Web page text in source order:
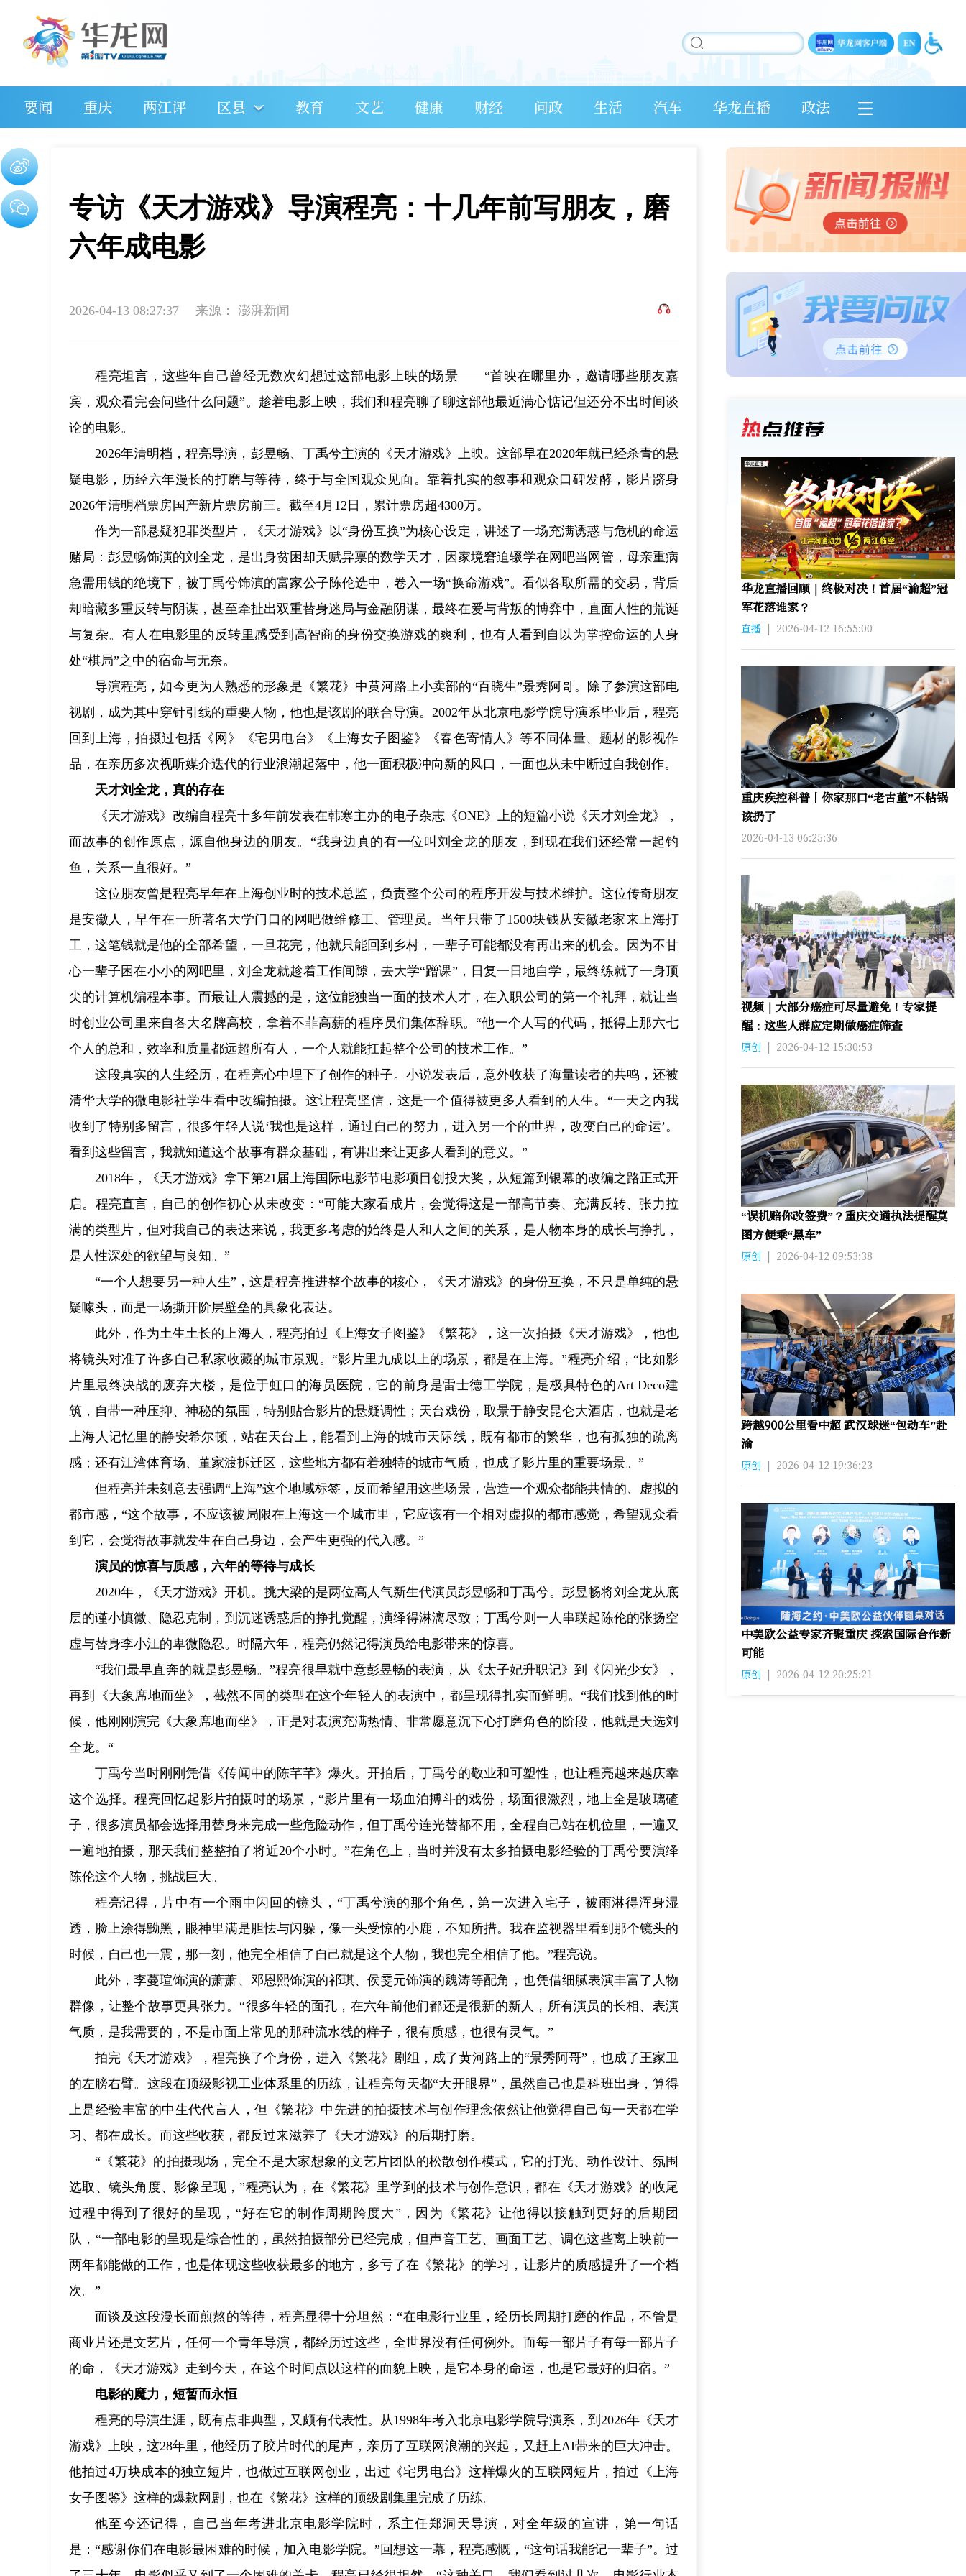
要闻 重庆 两江评 区县 教育 文艺 健康 财经 问政 生活 汽车 华龙直播 政法
专访《天才游戏》导演程亮：十几年前写朋友，磨
六年成电影
2026-04-13 08:27:37 来源： 澎湃新闻
程亮坦言，这些年自己曾经无数次幻想过这部电影上映的场景——“首映在哪里办，邀请哪些朋友嘉
宾，观众看完会问些什么问题”。趁着电影上映，我们和程亮聊了聊这部他最近满心惦记但还分不出时间谈
论的电影。
2026年清明档，程亮导演，彭昱畅、丁禹兮主演的《天才游戏》上映。这部早在2020年就已经杀青的悬
疑电影，历经六年漫长的打磨与等待，终于与全国观众见面。靠着扎实的叙事和观众口碑发酵，影片跻身
2026年清明档票房国产新片票房前三。截至4月12日，累计票房超4300万。
作为一部悬疑犯罪类型片，《天才游戏》以“身份互换”为核心设定，讲述了一场充满诱惑与危机的命运
赌局：彭昱畅饰演的刘全龙，是出身贫困却天赋异禀的数学天才，因家境窘迫辍学在网吧当网管，母亲重病
急需用钱的绝境下，被丁禹兮饰演的富家公子陈伦选中，卷入一场“换命游戏”。看似各取所需的交易，背后
却暗藏多重反转与阴谋，甚至牵扯出双重替身迷局与金融阴谋，最终在爱与背叛的博弈中，直面人性的荒诞
与复杂。有人在电影里的反转里感受到高智商的身份交换游戏的爽利，也有人看到自以为掌控命运的人身
处“棋局”之中的宿命与无奈。
导演程亮，如今更为人熟悉的形象是《繁花》中黄河路上小卖部的“百晓生”景秀阿哥。除了参演这部电
视剧，成为其中穿针引线的重要人物，他也是该剧的联合导演。2002年从北京电影学院导演系毕业后，程亮
回到上海，拍摄过包括《网》《宅男电台》《上海女子图鉴》《春色寄情人》等不同体量、题材的影视作
品，在亲历多次视听媒介迭代的行业浪潮起落中，他一面积极冲向新的风口，一面也从未中断过自我创作。
天才刘全龙，真的存在
《天才游戏》改编自程亮十多年前发表在韩寒主办的电子杂志《ONE》上的短篇小说《天才刘全龙》，
而故事的创作原点，源自他身边的朋友。“我身边真的有一位叫刘全龙的朋友，到现在我们还经常一起钓
鱼，关系一直很好。”
这位朋友曾是程亮早年在上海创业时的技术总监，负责整个公司的程序开发与技术维护。这位传奇朋友
是安徽人，早年在一所著名大学门口的网吧做维修工、管理员。当年只带了1500块钱从安徽老家来上海打
工，这笔钱就是他的全部希望，一旦花完，他就只能回到乡村，一辈子可能都没有再出来的机会。因为不甘
心一辈子困在小小的网吧里，刘全龙就趁着工作间隙，去大学“蹭课”，日复一日地自学，最终练就了一身顶
尖的计算机编程本事。而最让人震撼的是，这位能独当一面的技术人才，在入职公司的第一个礼拜，就让当
时创业公司里来自各大名牌高校，拿着不菲高薪的程序员们集体辞职。“他一个人写的代码，抵得上那六七
个人的总和，效率和质量都远超所有人，一个人就能扛起整个公司的技术工作。”
这段真实的人生经历，在程亮心中埋下了创作的种子。小说发表后，意外收获了海量读者的共鸣，还被
清华大学的微电影社学生看中改编拍摄。这让程亮坚信，这是一个值得被更多人看到的人生。“一天之内我
收到了特别多留言，很多年轻人说‘我也是这样，通过自己的努力，进入另一个的世界，改变自己的命运’。
看到这些留言，我就知道这个故事有群众基础，有讲出来让更多人看到的意义。”
2018年，《天才游戏》拿下第21届上海国际电影节电影项目创投大奖，从短篇到银幕的改编之路正式开
启。程亮直言，自己的创作初心从未改变：“可能大家看成片，会觉得这是一部高节奏、充满反转、张力拉
满的类型片，但对我自己的表达来说，我更多考虑的始终是人和人之间的关系，是人物本身的成长与挣扎，
是人性深处的欲望与良知。”
“一个人想要另一种人生”，这是程亮推进整个故事的核心，《天才游戏》的身份互换，不只是单纯的悬
疑噱头，而是一场撕开阶层壁垒的具象化表达。
此外，作为土生土长的上海人，程亮拍过《上海女子图鉴》《繁花》，这一次拍摄《天才游戏》，他也
将镜头对准了许多自己私家收藏的城市景观。“影片里九成以上的场景，都是在上海。”程亮介绍，“比如影
片里最终决战的废弃大楼，是位于虹口的海员医院，它的前身是雷士德工学院，是极具特色的Art Deco建
筑，自带一种压抑、神秘的氛围，特别贴合影片的悬疑调性；天台戏份，取景于静安昆仑大酒店，也就是老
上海人记忆里的静安希尔顿，站在天台上，能看到上海的城市天际线，既有都市的繁华，也有孤独的疏离
感；还有江湾体育场、董家渡拆迁区，这些地方都有着独特的城市气质，也成了影片里的重要场景。”
但程亮并未刻意去强调“上海”这个地域标签，反而希望用这些场景，营造一个观众都能共情的、虚拟的
都市感，“这个故事，不应该被局限在上海这一个城市里，它应该有一个相对虚拟的都市感觉，希望观众看
到它，会觉得故事就发生在自己身边，会产生更强的代入感。”
演员的惊喜与质感，六年的等待与成长
2020年，《天才游戏》开机。挑大梁的是两位高人气新生代演员彭昱畅和丁禹兮。彭昱畅将刘全龙从底
层的谨小慎微、隐忍克制，到沉迷诱惑后的挣扎觉醒，演绎得淋漓尽致；丁禹兮则一人串联起陈伦的张扬空
虚与替身李小江的卑微隐忍。时隔六年，程亮仍然记得演员给电影带来的惊喜。
“我们最早直奔的就是彭昱畅。”程亮很早就中意彭昱畅的表演，从《太子妃升职记》到《闪光少女》，
再到《大象席地而坐》，截然不同的类型在这个年轻人的表演中，都呈现得扎实而鲜明。“我们找到他的时
候，他刚刚演完《大象席地而坐》，正是对表演充满热情、非常愿意沉下心打磨角色的阶段，他就是天选刘
全龙。“
丁禹兮当时刚刚凭借《传闻中的陈芊芊》爆火。开拍后，丁禹兮的敬业和可塑性，也让程亮越来越庆幸
这个选择。程亮回忆起影片拍摄时的场景，“影片里有一场血泊搏斗的戏份，场面很激烈，地上全是玻璃碴
子，很多演员都会选择用替身来完成一些危险动作，但丁禹兮连光替都不用，全程自己站在机位里，一遍又
一遍地拍摄，那天我们整整拍了将近20个小时。”在角色上，当时并没有太多拍摄电影经验的丁禹兮要演绎
陈伦这个人物，挑战巨大。
程亮记得，片中有一个雨中闪回的镜头，“丁禹兮演的那个角色，第一次进入宅子，被雨淋得浑身湿
透，脸上涂得黝黑，眼神里满是胆怯与闪躲，像一头受惊的小鹿，不知所措。我在监视器里看到那个镜头的
时候，自己也一震，那一刻，他完全相信了自己就是这个人物，我也完全相信了他。”程亮说。
此外，李蔓瑄饰演的萧萧、邓恩熙饰演的祁琪、侯雯元饰演的魏涛等配角，也凭借细腻表演丰富了人物
群像，让整个故事更具张力。“很多年轻的面孔，在六年前他们都还是很新的新人，所有演员的长相、表演
气质，是我需要的，不是市面上常见的那种流水线的样子，很有质感，也很有灵气。”
拍完《天才游戏》，程亮换了个身份，进入《繁花》剧组，成了黄河路上的“景秀阿哥”，也成了王家卫
的左膀右臂。这段在顶级影视工业体系里的历练，让程亮每天都“大开眼界”，虽然自己也是科班出身，算得
上是经验丰富的中生代代言人，但《繁花》中先进的拍摄技术与创作理念依然让他觉得自己每一天都在学
习、都在成长。而这些收获，都反过来滋养了《天才游戏》的后期打磨。
“《繁花》的拍摄现场，完全不是大家想象的文艺片团队的松散创作模式，它的打光、动作设计、氛围
选取、镜头角度、影像呈现，”程亮认为，在《繁花》里学到的技术与创作意识，都在《天才游戏》的收尾
过程中得到了很好的呈现，“好在它的制作周期跨度大”，因为《繁花》让他得以接触到更好的后期团
队，“一部电影的呈现是综合性的，虽然拍摄部分已经完成，但声音工艺、画面工艺、调色这些离上映前一
两年都能做的工作，也是体现这些收获最多的地方，多亏了在《繁花》的学习，让影片的质感提升了一个档
次。”
而谈及这段漫长而煎熬的等待，程亮显得十分坦然：“在电影行业里，经历长周期打磨的作品，不管是
商业片还是文艺片，任何一个青年导演，都经历过这些，全世界没有任何例外。而每一部片子有每一部片子
的命，《天才游戏》走到今天，在这个时间点以这样的面貌上映，是它本身的命运，也是它最好的归宿。”
电影的魔力，短暂而永恒
程亮的导演生涯，既有点非典型，又颇有代表性。从1998年考入北京电影学院导演系，到2026年《天才
游戏》上映，这28年里，他经历了胶片时代的尾声，亲历了互联网浪潮的兴起，又赶上AI带来的巨大冲击。
他拍过4万块成本的独立短片，也做过互联网创业，出过《宅男电台》这样爆火的互联网短片，拍过《上海
女子图鉴》这样的爆款网剧，也在《繁花》这样的顶级剧集里完成了历练。
他至今还记得，自己当年考进北京电影学院时，系主任郑洞天导演，对全年级的宣讲，第一句话
是：“感谢你们在电影最困难的时候，加入电影学院。”回想这一幕，程亮感慨，“这句话我能记一辈子”。过
华龙直播回顾｜终极对决！首届“渝超”冠
军花落谁家？
直播 | 2026-04-12 16:55:00
重庆疾控科普丨你家那口“老古董”不粘锅
该扔了
2026-04-13 06:25:36
视频｜大部分癌症可尽量避免！专家提
醒：这些人群应定期做癌症筛查
原创 | 2026-04-12 15:30:53
“误机赔你改签费”？重庆交通执法提醒莫
图方便乘“黑车”
原创 | 2026-04-12 09:53:38
跨越900公里看中超 武汉球迷“包动车”赴
渝
原创 | 2026-04-12 19:36:23
中美欧公益专家齐聚重庆 探索国际合作新
可能
原创 | 2026-04-12 20:25:21